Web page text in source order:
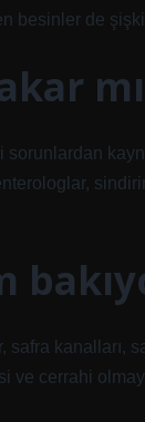
besinler de
kanalları,
ve cerrahi